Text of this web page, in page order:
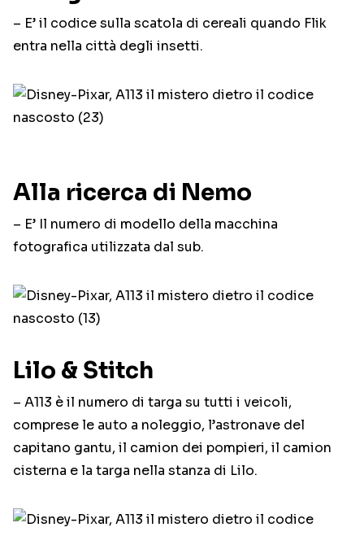
– E’ il codice sulla scatola di cereali quando Flik
entra nella città degli insetti.
Alla ricerca di Nemo
– E’ Il numero di modello della macchina
fotografica utilizzata dal sub.
Lilo & Stitch
– A113 è il numero di targa su tutti i veicoli,
comprese le auto a noleggio, l’astronave del
capitano gantu, il camion dei pompieri, il camion
cisterna e la targa nella stanza di Lilo.